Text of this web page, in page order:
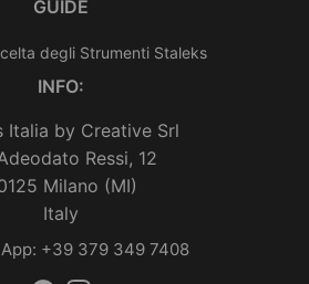
GUIDE
degli Strumenti Staleks
INFO:
Italia by Creative Srl
Ressi, 12
Milano (MI)
Italy
+39 379 349 7408